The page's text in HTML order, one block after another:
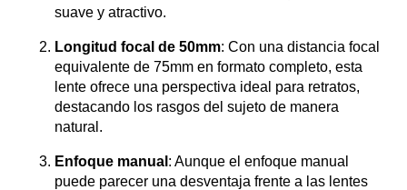
suave y atractivo.
Longitud focal de 50mm: Con una distancia focal
equivalente de 75mm en formato completo, esta
lente ofrece una perspectiva ideal para retratos,
destacando los rasgos del sujeto de manera
natural.
Enfoque manual : Aunque el enfoque manual
puede parecer una desventaja frente a las lentes